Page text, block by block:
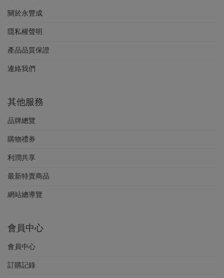
關於永豐成
隱私權聲明
產品品質保證
連絡我們
其他服務
品牌總覽
購物禮券
利潤共享
最新特賣商品
網站總導覽
會員中心
會員中心
訂購記錄